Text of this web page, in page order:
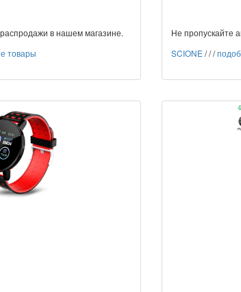
в нашем магазине.
товары
Не пропускайте
SCIONE ///